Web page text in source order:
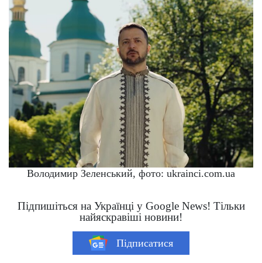
Володимир Зеленський, фото: ukrainci.com.ua
Підпишіться на Українці у Google News! Тільки
найяскравіші новини!
Підписатися